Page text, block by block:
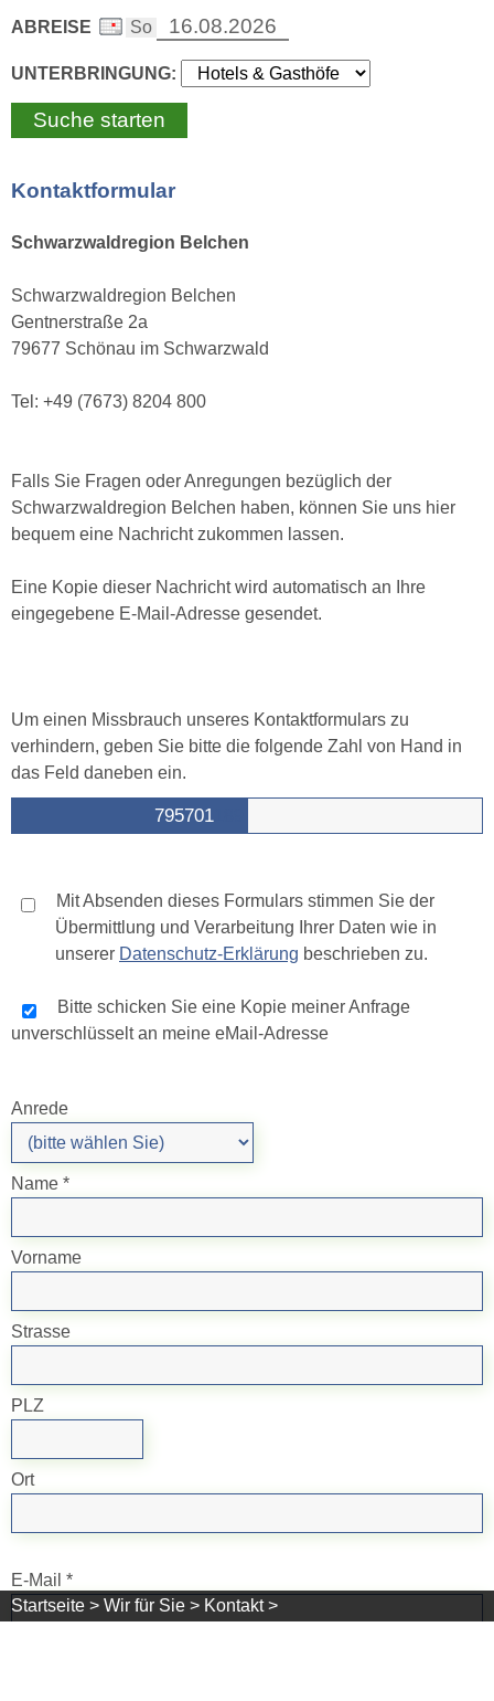
ABREISE
UNTERBRINGUNG:
Kontaktformular
Schwarzwaldregion Belchen
Schwarzwaldregion Belchen
Gentnerstraße 2a
79677 Schönau im Schwarzwald
Tel: +49 (7673) 8204 800
Falls Sie Fragen oder Anregungen bezüglich der
Schwarzwaldregion Belchen haben, können Sie uns hier
bequem eine Nachricht zukommen lassen.
Eine Kopie dieser Nachricht wird automatisch an Ihre
eingegebene E-Mail-Adresse gesendet.
Um einen Missbrauch unseres Kontaktformulars zu
verhindern, geben Sie bitte die folgende Zahl von Hand in
das Feld daneben ein.
795701
Mit Absenden dieses Formulars stimmen Sie der
Übermittlung und Verarbeitung Ihrer Daten wie in
unserer Datenschutz-Erklärung beschrieben zu.
Bitte schicken Sie eine Kopie meiner Anfrage
unverschlüsselt an meine eMail-Adresse
Anrede
Name *
Vorname
Strasse
PLZ
Ort
E-Mail *
Startseite > Wir für Sie > Kontakt >